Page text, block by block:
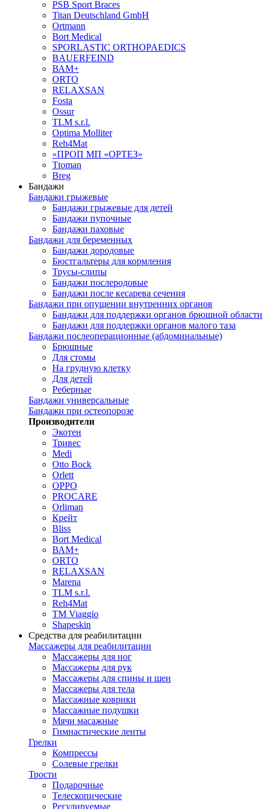
PSB Sport Braces
Titan Deutschland GmbH
Ortmann
Bort Medical
SPORLASTIC ORTHOPAEDICS
BAUERFEIND
ВАМ+
ORTO
RELAXSAN
Fosta
Ossur
TLM s.r.l.
Optima Molliter
Reh4Mat
«ПРОП МП «ОРТЕЗ»
Ttoman
Breg
Бандажи
Бандажи грыжевые
Бандажи грыжевые для детей
Бандажи пупочные
Бандажи паховые
Бандажи для беременных
Бандажи дородовые
Бюстгальтеры для кормления
Трусы-слипы
Бандажи послеродовые
Бандажи после кесарева сечения
Бандажи при опущении внутренних органов
Бандажи для поддержки органов брюшной области
Бандажи для поддержки органов малого таза
Бандажи послеоперационные (абдоминальные)
Брюшные
Для стомы
На грудную клетку
Для детей
Реберные
Бандажи универсальные
Бандажи при остеопорозе
Производители
Экотен
Тривес
Medi
Otto Bock
Orlett
OPPO
PROCARE
Orliman
Крейт
Bliss
Bort Medical
ВАМ+
ORTO
RELAXSAN
Marena
TLM s.r.l.
Reh4Mat
TM Viaggio
Shapeskin
Средства для реабилитации
Массажеры для реабилитации
Массажеры для ног
Массажеры для рук
Массажеры для спины и шеи
Массажеры для тела
Массажные коврики
Массажные подушки
Мячи масажные
Гимнастические ленты
Грелки
Компрессы
Солевые грелки
Трости
Подарочные
Телескопические
Регулируемые